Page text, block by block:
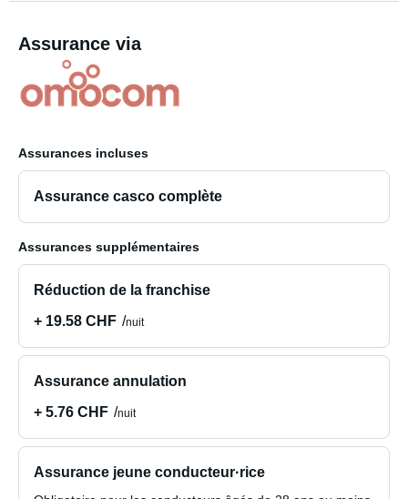
Assurance via
Assurances incluses
Assurance casco complète
Assurances supplémentaires
Réduction de la franchise
+ 19.58 CHF
nuit
Assurance annulation
+ 5.76 CHF
nuit
Assurance jeune conducteur·rice